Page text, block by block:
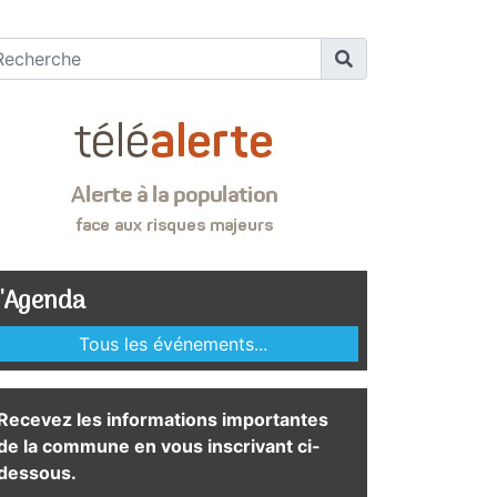
Tous les événements...
les informations importantes
la commune en vous inscrivant ci-